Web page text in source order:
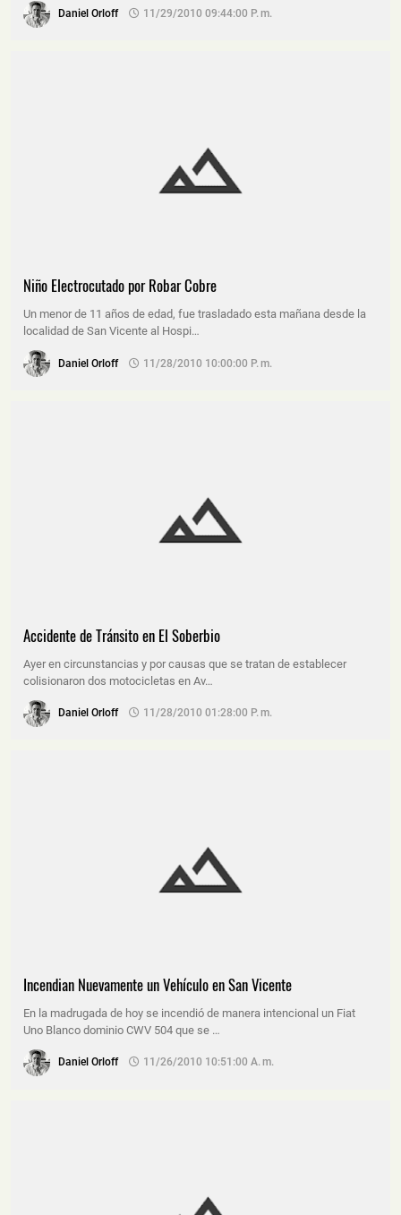
Daniel Orloff 11/29/2010 09:44:00 P. M.
Niño Electrocutado por Robar Cobre
Un menor de 11 años de edad, fue trasladado esta mañana desde la
localidad de San Vicente al Hospi…
Daniel Orloff 11/28/2010 10:00:00 P. M.
Accidente de Tránsito en El Soberbio
Ayer en circunstancias y por causas que se tratan de establecer
colisionaron dos motocicletas en Av…
Daniel Orloff 11/28/2010 01:28:00 P. M.
Incendian Nuevamente un Vehículo en San Vicente
En la madrugada de hoy se incendió de manera intencional un Fiat
Uno Blanco dominio CWV 504 que se …
Daniel Orloff 11/26/2010 10:51:00 A. M.